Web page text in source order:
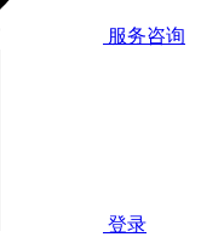
服务咨询
登录